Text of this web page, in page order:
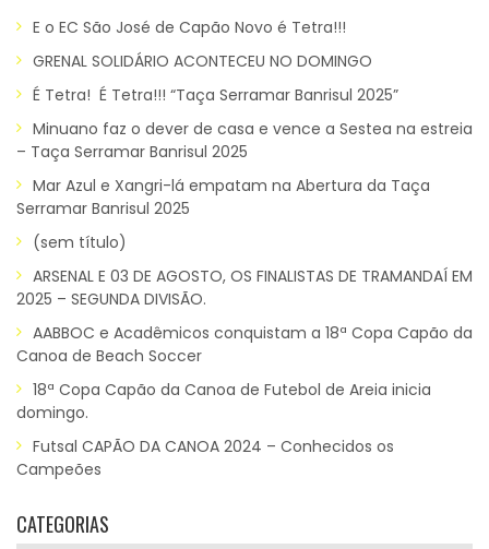
E o EC São José de Capão Novo é Tetra!!!
GRENAL SOLIDÁRIO ACONTECEU NO DOMINGO
É Tetra! É Tetra!!! “Taça Serramar Banrisul 2025”
Minuano faz o dever de casa e vence a Sestea na estreia
– Taça Serramar Banrisul 2025
Mar Azul e Xangri-lá empatam na Abertura da Taça
Serramar Banrisul 2025
(sem título)
ARSENAL E 03 DE AGOSTO, OS FINALISTAS DE TRAMANDAÍ EM
2025 – SEGUNDA DIVISÃO.
AABBOC e Acadêmicos conquistam a 18ª Copa Capão da
Canoa de Beach Soccer
18ª Copa Capão da Canoa de Futebol de Areia inicia
domingo.
Futsal CAPÃO DA CANOA 2024 – Conhecidos os
Campeões
CATEGORIAS